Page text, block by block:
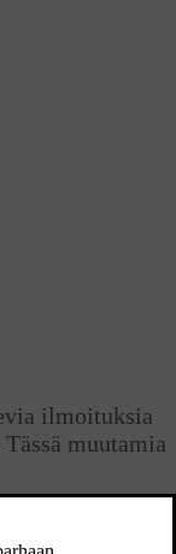
ilmoituksia
muutamia